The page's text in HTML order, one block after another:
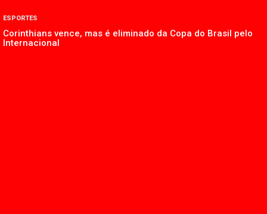
ESPORTES
Corinthians vence, mas é eliminado da Copa do Brasil pelo
Internacional